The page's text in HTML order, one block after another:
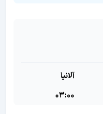
آلانیا
03:00